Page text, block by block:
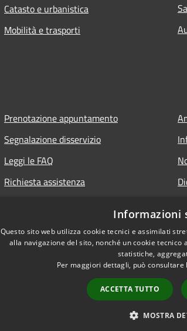
Catasto e urbanistica
Mobilità e trasporti
Prenotazione appuntamento
Segnalazione disservizio
Leggi le FAQ
Richiesta assistenza
Informazioni
Questo sito web utilizza cookie tecnici e assimilati
alla navigazione del sito, nonché un cookie
statistiche,
Per maggiori dettagli, può consultare
ACCETTA TUTTO
MOSTRA